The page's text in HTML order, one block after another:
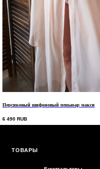
Персиковый шифоновый пеньюар макси
6 490 RUB
Подарочные сертификаты
Кимоно и халаты
Пояса для чулок
Бюстгальтеры